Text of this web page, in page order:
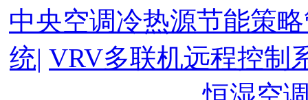
中央空调冷热源节能策
统| VRV多联机远程控制